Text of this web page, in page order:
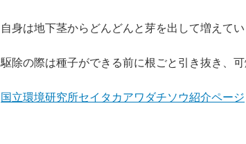
自身は地下茎からどんどんと芽を出して増えてい
駆除の際は種子ができる前に根ごと引き抜き、
国立環境研究所セイタカアワダチソウ紹介ページ